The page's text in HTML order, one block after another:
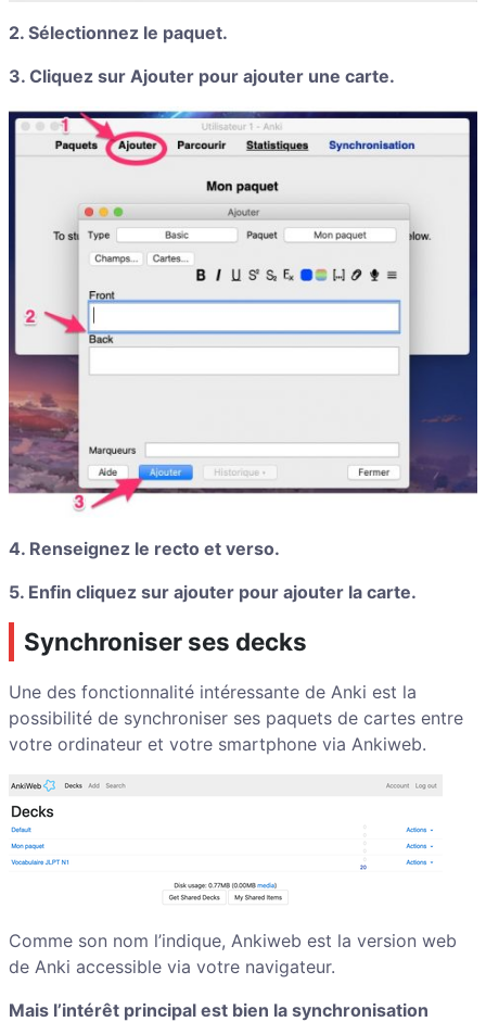
2. Sélectionnez le paquet.
3. Cliquez sur Ajouter pour ajouter une carte.
4. Renseignez le recto et verso.
5. Enfin cliquez sur ajouter pour ajouter la carte.
Synchroniser ses decks
Une des fonctionnalité intéressante de Anki est la
possibilité de synchroniser ses paquets de cartes entre
votre ordinateur et votre smartphone via Ankiweb.
Comme son nom l’indique, Ankiweb est la version web
de Anki accessible via votre navigateur.
Mais l’intérêt principal est bien la synchronisation